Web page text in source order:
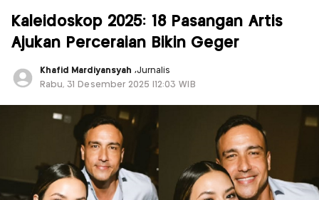
Kaleidoskop 2025: 18 Pasangan Artis
Ajukan Perceraian Bikin Geger
Khafid Mardiyansyah ,Jurnalis
Rabu, 31 Desember 2025 |12:03 WIB